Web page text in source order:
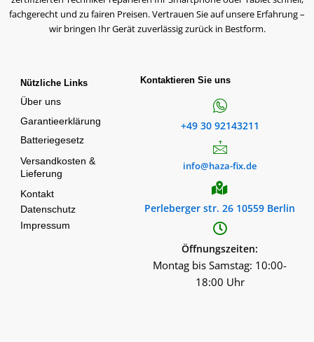
fachgerecht und zu fairen Preisen. Vertrauen Sie auf unsere Erfahrung –
wir bringen Ihr Gerät zuverlässig zurück in Bestform.
Nützliche Links
Über uns
Garantieerklärung
Batteriegesetz
Versandkosten &
Lieferung
Kontakt
Datenschutz
Impressum
Kontaktieren Sie uns
+49 30 92143211
info@haza-fix.de
Perleberger str. 26 10559 Berlin
Öffnungszeiten:
Montag bis Samstag: 10:00-
18:00 Uhr